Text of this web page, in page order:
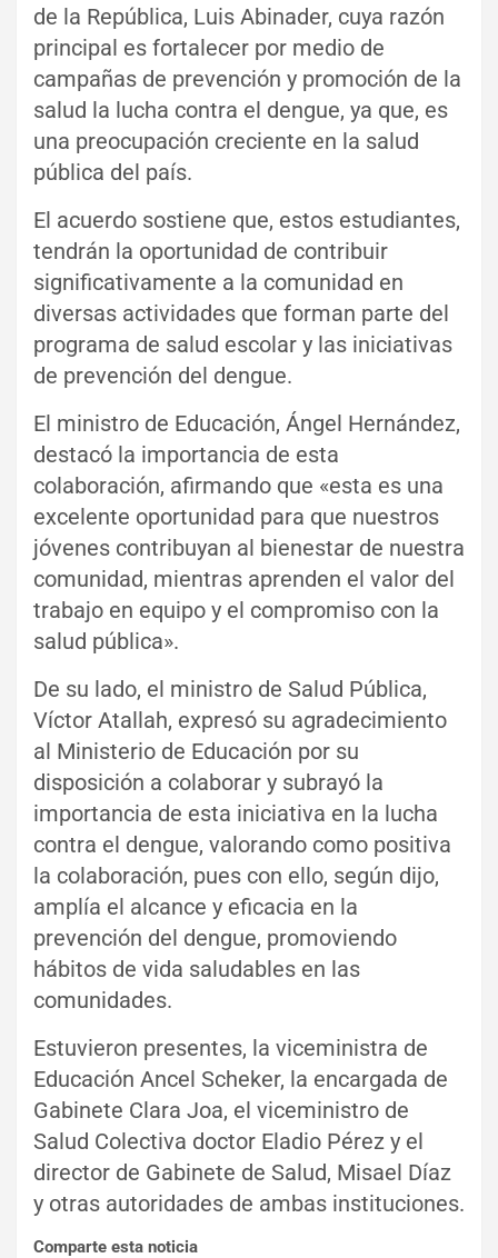
de la República, Luis Abinader, cuya razón
principal es fortalecer por medio de
campañas de prevención y promoción de la
salud la lucha contra el dengue, ya que, es
una preocupación creciente en la salud
pública del país.
El acuerdo sostiene que, estos estudiantes,
tendrán la oportunidad de contribuir
significativamente a la comunidad en
diversas actividades que forman parte del
programa de salud escolar y las iniciativas
de prevención del dengue.
El ministro de Educación, Ángel Hernández,
destacó la importancia de esta
colaboración, afirmando que «esta es una
excelente oportunidad para que nuestros
jóvenes contribuyan al bienestar de nuestra
comunidad, mientras aprenden el valor del
trabajo en equipo y el compromiso con la
salud pública».
De su lado, el ministro de Salud Pública,
Víctor Atallah, expresó su agradecimiento
al Ministerio de Educación por su
disposición a colaborar y subrayó la
importancia de esta iniciativa en la lucha
contra el dengue, valorando como positiva
la colaboración, pues con ello, según dijo,
amplía el alcance y eficacia en la
prevención del dengue, promoviendo
hábitos de vida saludables en las
comunidades.
Estuvieron presentes, la viceministra de
Educación Ancel Scheker, la encargada de
Gabinete Clara Joa, el viceministro de
Salud Colectiva doctor Eladio Pérez y el
director de Gabinete de Salud, Misael Díaz
y otras autoridades de ambas instituciones.
Comparte esta noticia